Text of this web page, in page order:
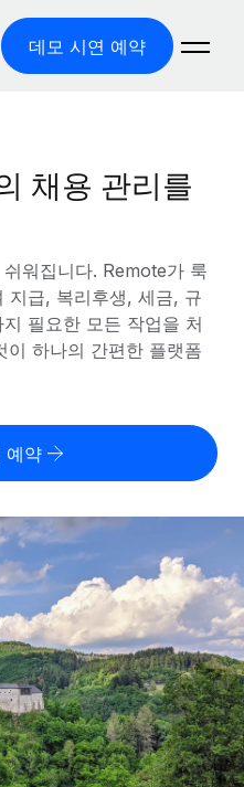
데모 시연 예약
쉽게 처리
사업을 확장
합
기
교
로벌 HR 및 급여 솔루션
과 지급 소요 시간 확인
채용 관리를
워집니다. Remote가 룩
지급, 복리후생, 세금, 규
필요한 모든 작업을 처
이 하나의 간편한 플랫폼
예약